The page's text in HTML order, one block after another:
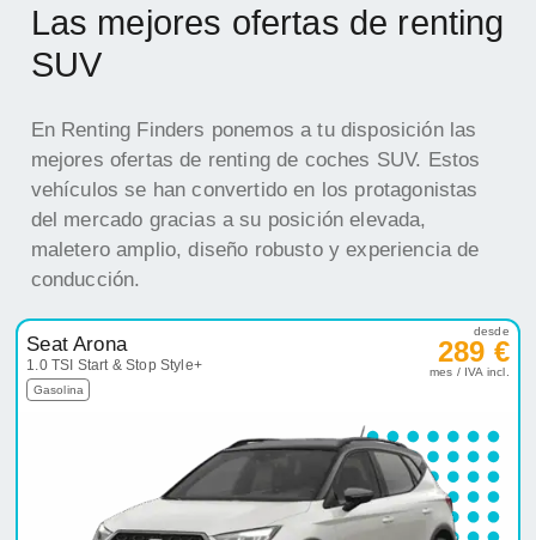
Las mejores ofertas de renting
SUV
En Renting Finders ponemos a tu disposición las
mejores ofertas de renting de coches SUV. Estos
vehículos se han convertido en los protagonistas
del mercado gracias a su posición elevada,
maletero amplio, diseño robusto y experiencia de
conducción.
Seat Arona
1.0 TSI Start & Stop Style+
Gasolina
desde
289 €
mes / IVA incl.